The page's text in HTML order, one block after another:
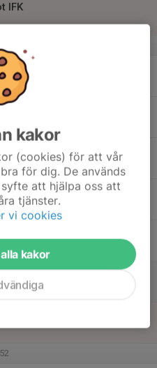
IFK
kakor
(cookies) för att vår
för dig. De används
att hjälpa oss att
tjänster.
vi cookies
kakor